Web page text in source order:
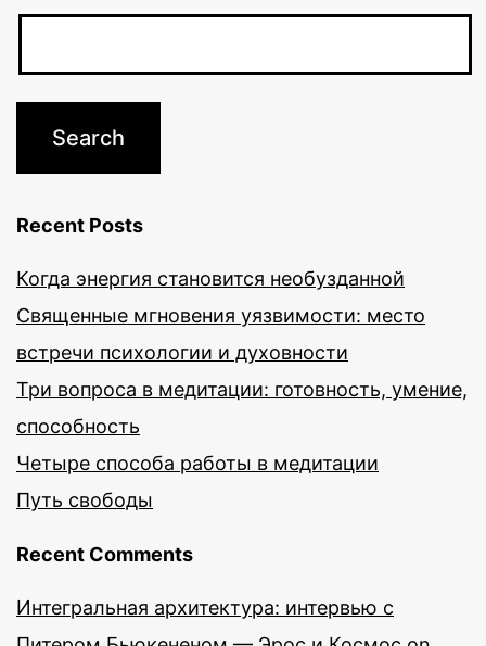
Recent Posts
Когда энергия становится необузданной
Священные мгновения уязвимости: место
встречи психологии и духовности
Три вопроса в медитации: готовность, умение,
способность
Четыре способа работы в медитации
Путь свободы
Recent Comments
Интегральная архитектура: интервью с